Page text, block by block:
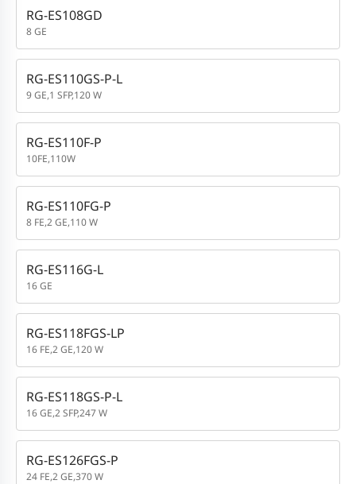
RG-ES108GD
8 GE
RG-ES110GS-P-L
9 GE,1 SFP,120 W
RG-ES110F-P
10FE,110W
RG-ES110FG-P
8 FE,2 GE,110 W
RG-ES116G-L
16 GE
RG-ES118FGS-LP
16 FE,2 GE,120 W
RG-ES118GS-P-L
16 GE,2 SFP,247 W
RG-ES126FGS-P
24 FE,2 GE,370 W